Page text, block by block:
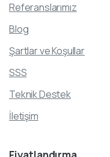
Referanslarımız
Blog
Şartlar ve Koşullar
SSS
Teknik Destek
İletişim